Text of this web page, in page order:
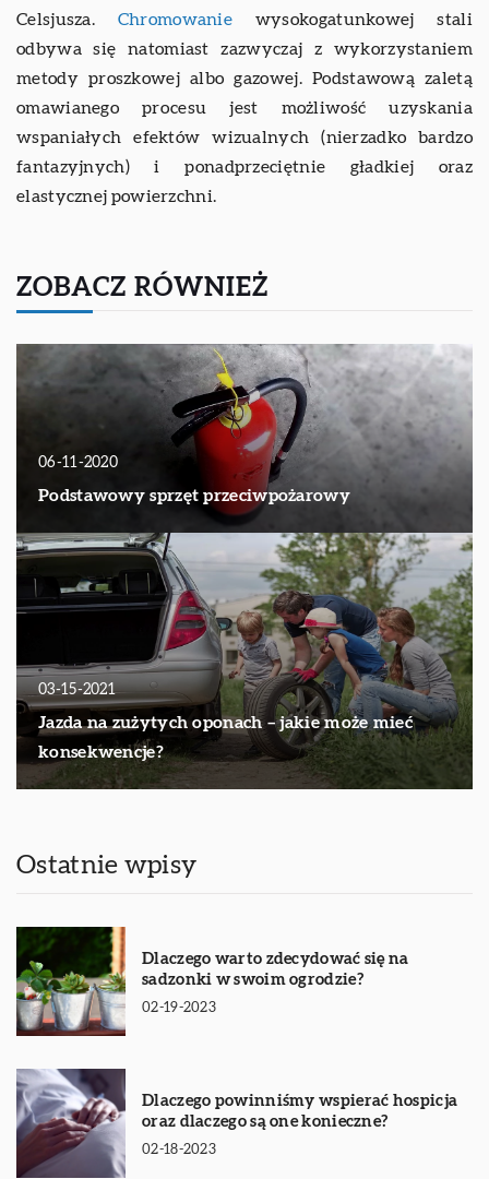
Celsjusza. Chromowanie wysokogatunkowej stali
odbywa się natomiast zazwyczaj z wykorzystaniem
metody proszkowej albo gazowej. Podstawową zaletą
omawianego procesu jest możliwość uzyskania
wspaniałych efektów wizualnych (nierzadko bardzo
fantazyjnych) i ponadprzeciętnie gładkiej oraz
elastycznej powierzchni.
ZOBACZ RÓWNIEŻ
06-11-2020
Podstawowy sprzęt przeciwpożarowy
03-15-2021
Jazda na zużytych oponach – jakie może mieć
konsekwencje?
Ostatnie wpisy
Dlaczego warto zdecydować się na
sadzonki w swoim ogrodzie?
02-19-2023
Dlaczego powinniśmy wspierać hospicja
oraz dlaczego są one konieczne?
02-18-2023